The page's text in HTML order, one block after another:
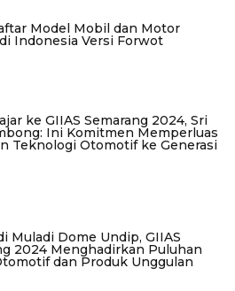
Model Mobil dan Motor
Indonesia Versi Forwot
ke GIIAS Semarang 2024, Sri
Ini Komitmen Memperluas
Teknologi Otomotif ke Generasi
Muladi Dome Undip, GIIAS
2024 Menghadirkan Puluhan
dan Produk Unggulan